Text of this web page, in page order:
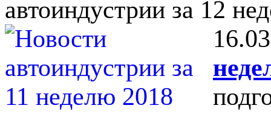
автоиндустрии за 12